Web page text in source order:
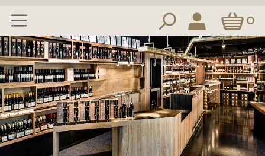
Carrello0
Salta
al
contenuto